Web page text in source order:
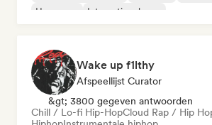
Hyperpop
Internationale rap
Wake up f1lthy
Afspeellijst Curator
&gt; 3800 gegeven antwoorden
Chill / Lo-fi Hip-HopCloud Rap / Hip